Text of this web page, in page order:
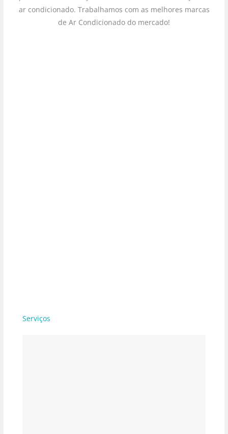
ar condicionado. Trabalhamos com as melhores marcas
de Ar Condicionado do mercado!
Serviços